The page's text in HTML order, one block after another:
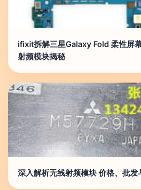
ifixit拆解三星Galaxy Fold 柔性屏
射频模块揭秘
深入解析无线射频模块 价格、批